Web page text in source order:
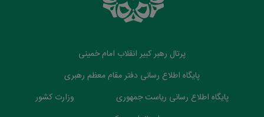
پرتال رهبر کبیر انقلاب امام خمینی
پایگاه اطلاع رسانی دفتر مقام معظم رهبری
پایگاه اطلاع رسانی ریاست جمهوری
وزارت کشور